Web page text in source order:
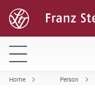
Home Person